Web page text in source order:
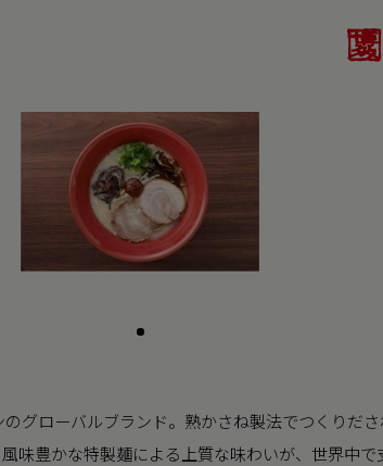
グローバルブランド。熟かさね製法でつくりだ
味豊かな特製麺による上質な味わいが、世界中で